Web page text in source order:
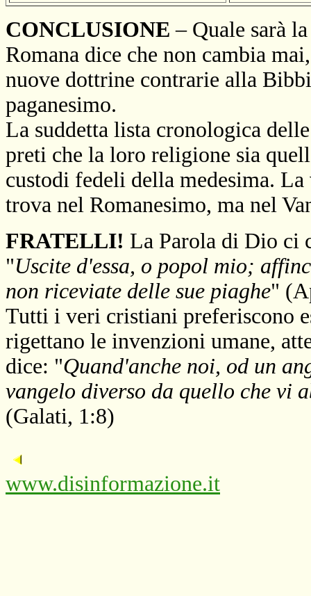
CONCLUSIONE– Quale sarà
Romana dice che non cambia
nuove dottrine contrarie alla
paganesimo.
La suddetta lista cronologica
preti che la loro religione sia
custodi fedeli della medesima.
trova nel Romanesimo, ma nel
FRATELLI! La Parola di Dio ci
"Uscite d'essa, o popol mio;
non riceviate delle sue piaghe"
Tutti i veri cristiani preferiscono
rigettano le invenzioni umane,
dice: "Quand'anche noi, od un
vangelo diverso da quello che vi
(Galati, 1:8)
www.disinformazione.it